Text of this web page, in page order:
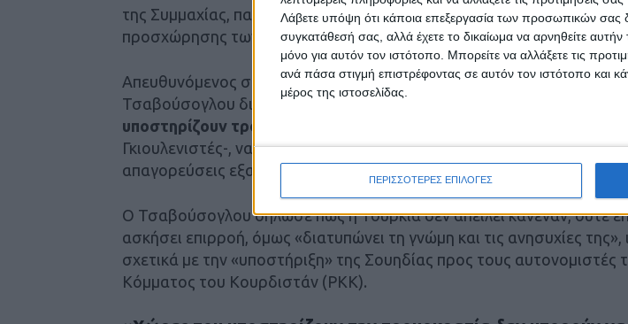
Λάβετε υπόψη ότι κάποια επεξεργασία των προσωπικών σας
συγκατάθεσή σας, αλλά έχετε το δικαίωμα να αρνηθείτε
μόνο για αυτόν τον ιστότοπο. Μπορείτε να αλλάξετε τις
ανά πάσα στιγμή επιστρέφοντας σε αυτόν τον ιστότοπο και
μέρος της ιστοσελίδας.
ΠΕΡΙΣΣΟΤΕΡΕΣ ΕΠΙΛΟΓΕΣ
της Συμμαχίας, παρέθεσε εντούτοις τους «όρους» της προς
προσχώρησης των δύο σκανδιναβικών χωρών στις δομές της
Απευθυνόμενος στους δημοσιογράφους από τη γερμανική
Τσαβούσογλου διαμήνυσε πως Σουηδία και Φινλανδία πρέπει
υποστηρίζουν τρομοκρατικές οργανώσεις»
Γκιουλενιστές-, να παράσχουν ξεκάθαρες εγγυήσεις ασφαλείας και
απαγορεύσεις εξαγωγών προς την Τουρκία.
Ο Τσαβούσογλου δήλωσε πως η Τουρκία δεν απειλεί κανέναν, ούτε
ασκήσει επιρροή, όμως «διατυπώνει τη γνώμη και τις ανησυχίες της»,
σχετικά με την «υποστήριξη» της Σουηδίας προς τους αυτονομιστές
Κόμματος του Κουρδιστάν (PKK).